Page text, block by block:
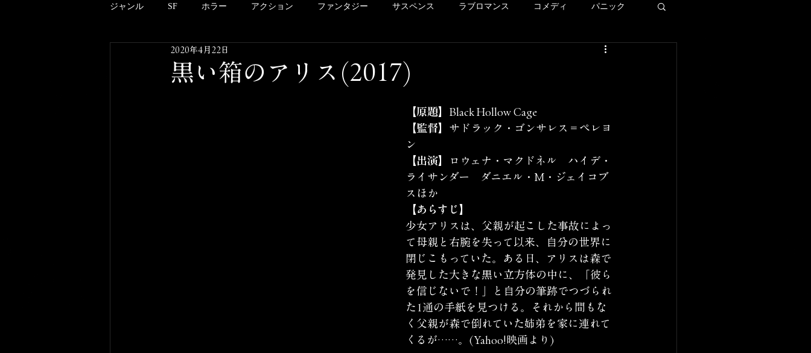
ジャンル SF ホラー アクション ファンタジー サスペンス ラブロマンス コメディ パニック
アニメーション ドキュメンタリー
未体験ゾーンの映画たち
黒い箱のアリス(2017)
2020年4月22日
【原題】 Black Hollow Cage
【監督】 サドラック・ゴンサレス＝ペレヨ
ン
【出演】
ロウェナ・マクドネル　ハイデ・
ライサンダー　ダニエル・M・ジェイコブ
スほか
【あらすじ】
少女アリスは、父親が起こした事故によっ
て母親と右腕を失って以来、自分の世界に
閉じこもっていた。ある日、アリスは森で
発見した大きな黒い立方体の中に、「彼ら
を信じないで！」と自分の筆跡でつづられ
た1通の手紙を見つける。それから間もな
く父親が森で倒れていた姉弟を家に連れて
くるが……。(Yahoo!映画より)